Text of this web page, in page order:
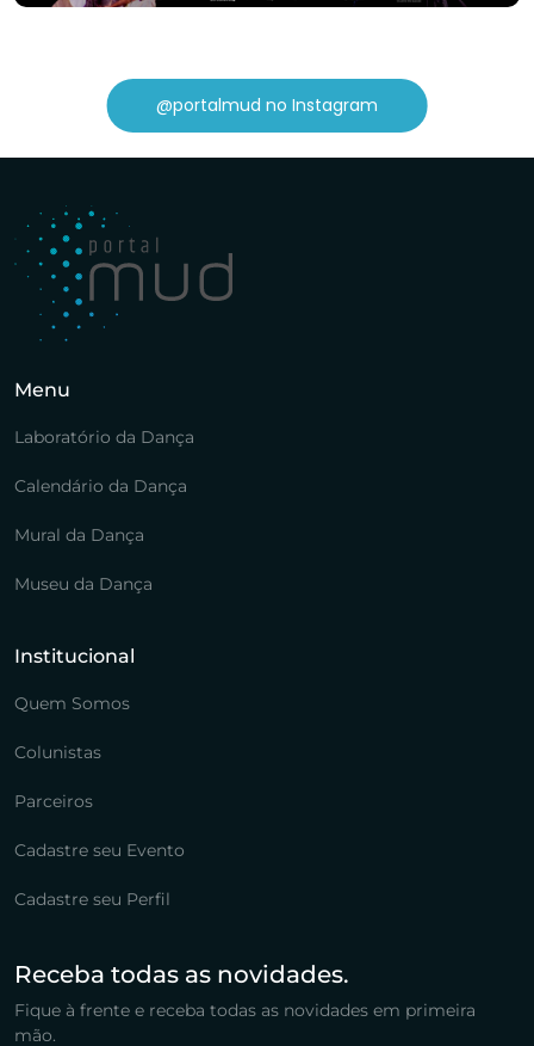
@portalmud no Instagram
Menu
Laboratório da Dança
Calendário da Dança
Mural da Dança
Museu da Dança
Institucional
Quem Somos
Colunistas
Parceiros
Cadastre seu Evento
Cadastre seu Perfil
Receba todas as novidades.
Fique à frente e receba todas as novidades em primeira
mão.